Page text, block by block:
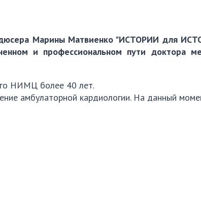
Марины Матвиенко "ИСТОРИИ для
и профессиональном пути доктора
НИМЦ более 40 лет.
амбулаторной кардиологии. На данный